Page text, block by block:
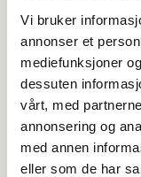
Vi bruker
annonser et
mediefunksjoner
dessuten
vårt, med
annonsering og
med annen
eller som de har
Spesifikasjoner
Rengjøring og